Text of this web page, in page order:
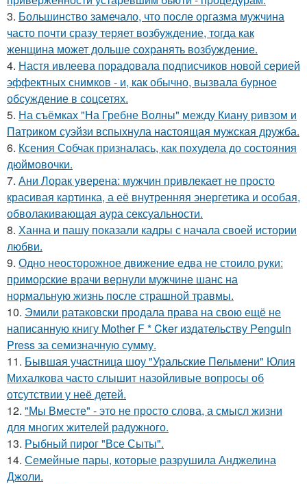
3. Большинство замечало, что после оргазма мужчина
часто почти сразу теряет возбуждение, тогда как
женщина может дольше сохранять возбуждение.
4. Настя ивлеева порадовала подписчиков новой серией
эффектных снимков - и, как обычно, вызвала бурное
обсуждение в соцсетях.
5. На съёмках "На Гребне Волны" между Киану ривзом и
Патриком суэйзи вспыхнула настоящая мужская дружба.
6. Ксения Собчак призналась, как похудела до состояния
дюймовочки.
7. Ани Лорак уверена: мужчин привлекает не просто
красивая картинка, а её внутренняя энергетика и особая,
обволакивающая аура сексуальности.
8. Ханна и пашу показали кадры с начала своей истории
любви.
9. Одно неосторожное движение едва не стоило руки:
приморские врачи вернули мужчине шанс на
нормальную жизнь после страшной травмы.
10. Эмили ратаковски продала права на свою ещё не
написанную книгу Mother F * Cker издательству Penguin
Press за семизначную сумму.
11. Бывшая участница шоу "Уральские Пельмени" Юлия
Михалкова часто слышит назойливые вопросы об
отсутствии у неё детей.
12. "Мы Вместе" - это не просто слова, а смысл жизни
для многих жителей радужного.
13. Рыбный пирог "Все Сыты".
14. Семейные пары, которые разрушила Анджелина
Джоли.